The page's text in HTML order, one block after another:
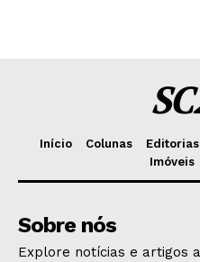
Início Colunas Editorias
Imóveis
Sobre nós
Explore notícias e artigos